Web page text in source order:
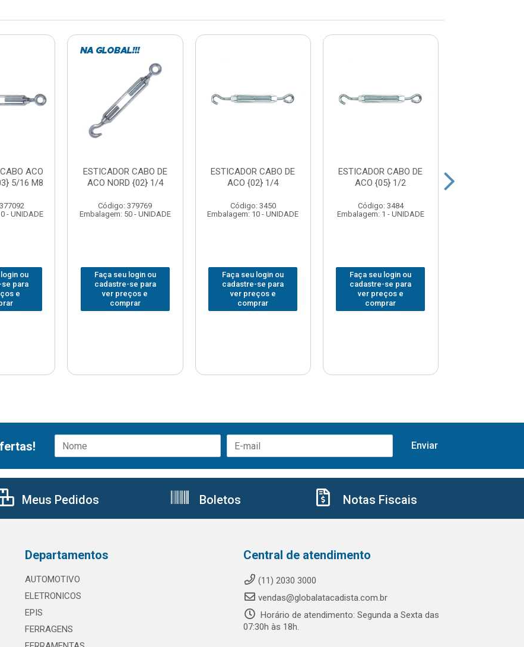
ACO
5/16 M8
- UNIDADE
ou
para
e
ESTICADOR CABO DE
ACO NORD {02} 1/4
Código: 379769
Embalagem: 50 - UNIDADE
Faça seu login ou
cadastre-se para
ver preços e
comprar
ESTICADOR CABO DE
ACO {02} 1/4
Código: 3450
Embalagem: 10 - UNIDADE
Faça seu login ou
cadastre-se para
ver preços e
comprar
ESTICADOR CABO DE
ACO {05} 1/2
Código: 3484
Embalagem: 1 - UNIDADE
Faça seu login ou
cadastre-se para
ver preços e
comprar
Meus Pedidos Boletos Notas Fiscais
Departamentos
AUTOMOTIVO
ELETRONICOS
EPIS
FERRAGENS
Central de atendimento
(11) 2030 3000
vendas@globalatacadista.com.br
Horário de atendimento: Segunda a Sexta das
07:30h às 18h.